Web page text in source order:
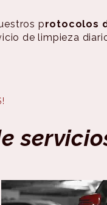
protocolos
de limpieza